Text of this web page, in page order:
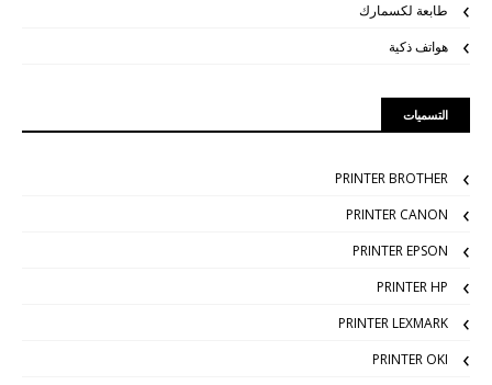
طابعة لكسمارك
هواتف ذكية
التسميات
PRINTER BROTHER
PRINTER CANON
PRINTER EPSON
PRINTER HP
PRINTER LEXMARK
PRINTER OKI